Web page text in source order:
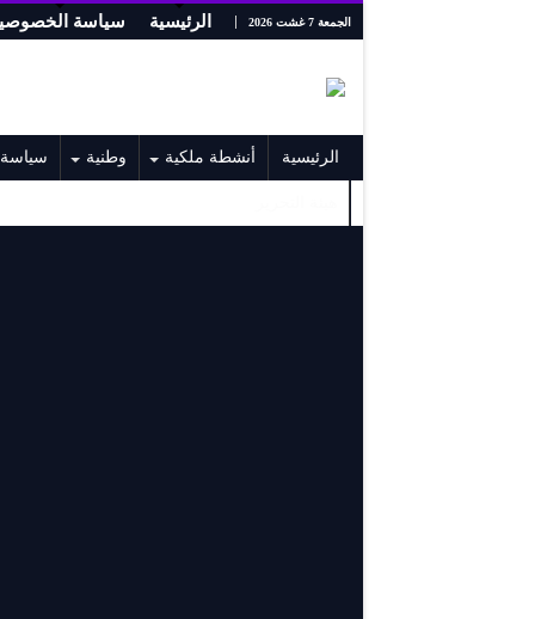
الجمعة 7 غشت 2026 الرئيسية سياسة
الرئيسية أنشطة ملكية وطنية سياسة